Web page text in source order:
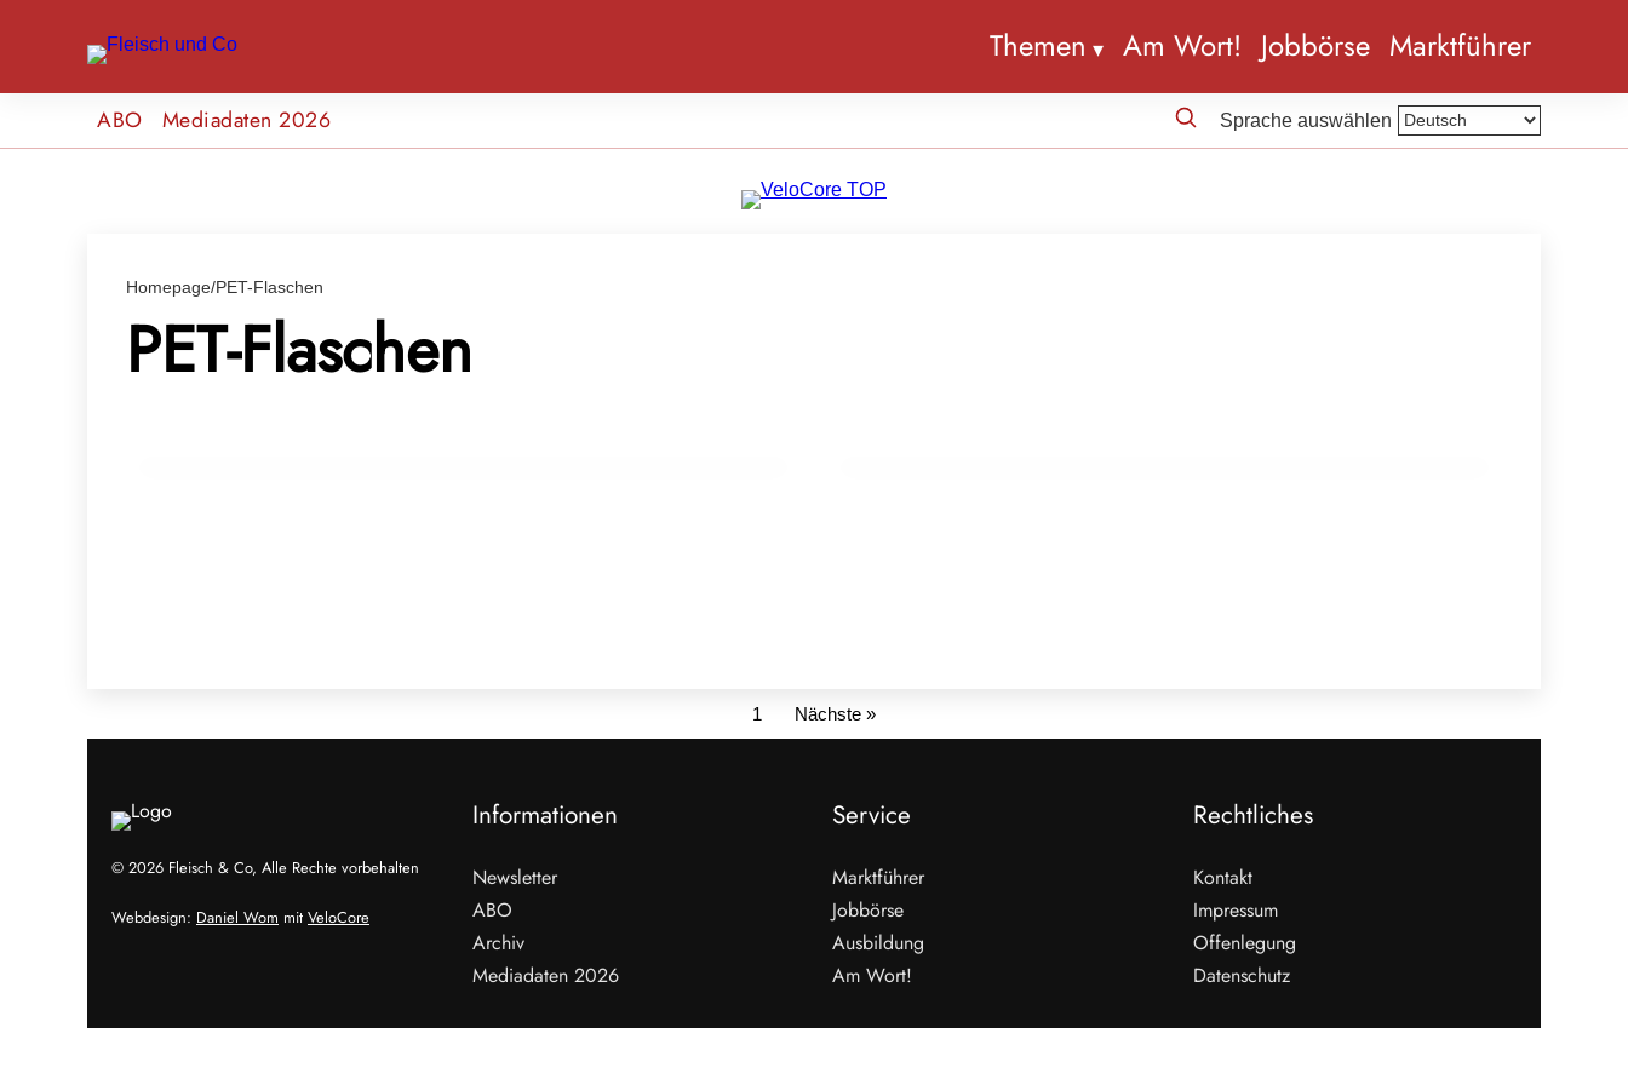
Themen Am Wort! Jobbörse Marktführer
ABO Mediadaten 2026 Sprache auswählen
Homepage/PET-Flaschen
PET-Flaschen
07. April 2025
1 Nächste »
© 2026 Fleisch & Co, Alle Rechte vorbehalten
Webdesign: Daniel Wom mit VeloCore
Informationen
Newsletter
ABO
Archiv
Mediadaten 2026
Service
Marktführer
Jobbörse
Ausbildung
Am Wort!
Rechtliches
Kontakt
Impressum
Offenlegung
Datenschutz